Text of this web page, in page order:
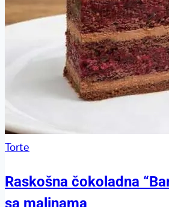
Torte
Raskošna čokoladna
sa malinama